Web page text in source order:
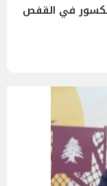
بكسور في القفص